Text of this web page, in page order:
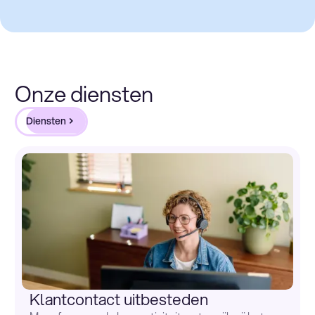
Onze diensten
Diensten
Klantcontact uitbesteden